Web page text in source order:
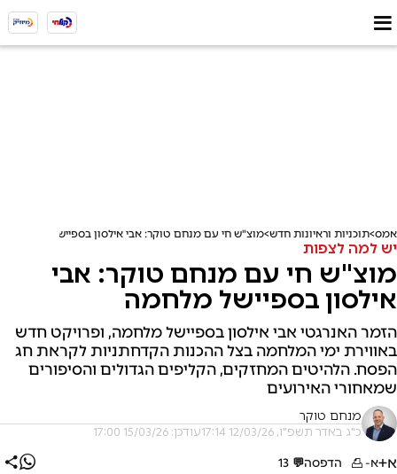
אמס תוכניות וראיונות חדש מוצ"ש חי עם מנחם טוקר: אבי אילסון בספיישל מלחמה
יש למה לצפות
מוצ"ש חי עם מנחם טוקר: אבי
אילסון בספיישל מלחמה
הזמר האנרגטי אבי אילסון בספיישל מלחמה, ופרויקט חדש
באווירת ימי המלחמה בצל ההכנות הקדחתניות לקראת חג
הפסח. הלהיטים המחזקים, הקליפים הגדולים והסיפורים
שמאחורי האירועים
מנחם טוקר
כ"ג באדר תשפ"ו, 12/03/26 17:14 עודכן: 15/03/26 17:00
א+א- הדפסה💬
13